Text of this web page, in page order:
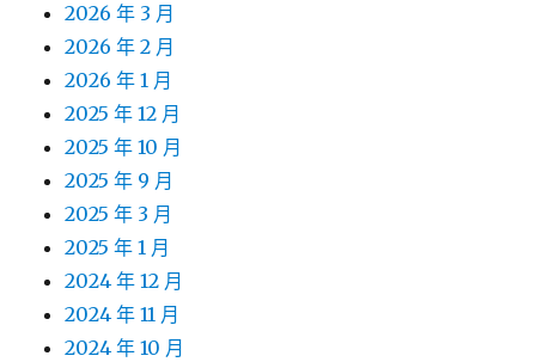
2026 年 3 月
2026 年 2 月
2026 年 1 月
2025 年 12 月
2025 年 10 月
2025 年 9 月
2025 年 3 月
2025 年 1 月
2024 年 12 月
2024 年 11 月
2024 年 10 月